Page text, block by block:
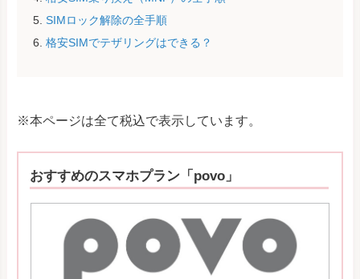
SIMロック解除の全手順
格安SIMでテザリングはできる？
※本ページは全て税込で表示しています。
おすすめのスマホプラン「povo」